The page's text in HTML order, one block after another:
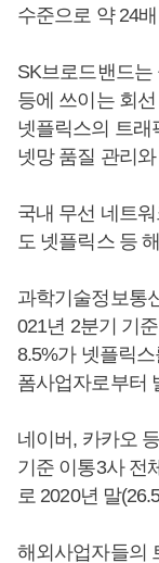
수준으로 약 24
SK브로드밴드는
등에 쓰이는 회
넷플릭스의 트래
넷망 품질 관리
국내 무선 네트
도 넷플릭스 등
과학기술정보통
021년 2분기 기
8.5%가 넷플릭
폼사업자로부터
네이버, 카카오
기준 이통3사 전
로 2020년 말
해외사업자들의